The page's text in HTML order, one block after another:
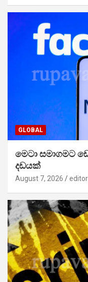
GLOBAL
මෙටා සමාගමට
දඩයක්
August 7, 2026 editor